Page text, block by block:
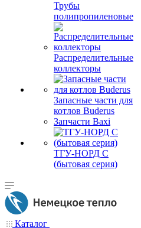
Трубы
полипропиленовые
Распределительные
коллекторы
Запасные части для
котлов Buderus
Запчасти Baxi
ТГУ-НОРД С
(бытовая серия)
Каталог